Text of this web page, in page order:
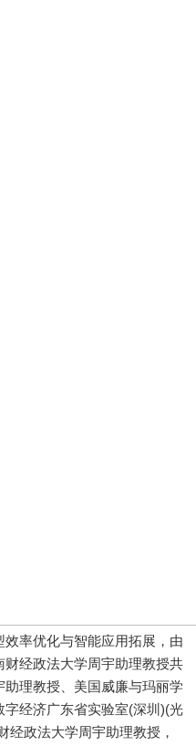
率优化与智能应用拓展，由
财经政法大学周宇助理教授共
理教授、美国威廉与玛丽学
经济广东省实验室(深圳)(光
经政法大学周宇助理教授，